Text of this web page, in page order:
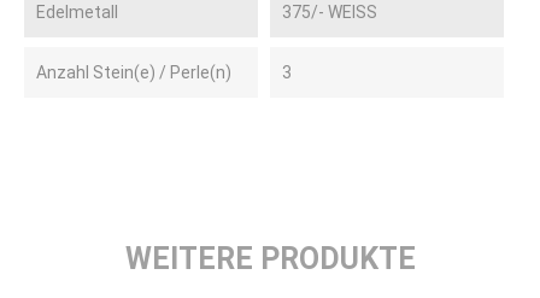
Edelmetall 375/- WEISS
Anzahl Stein(e) / Perle(n) 3
WEITERE PRODUKTE